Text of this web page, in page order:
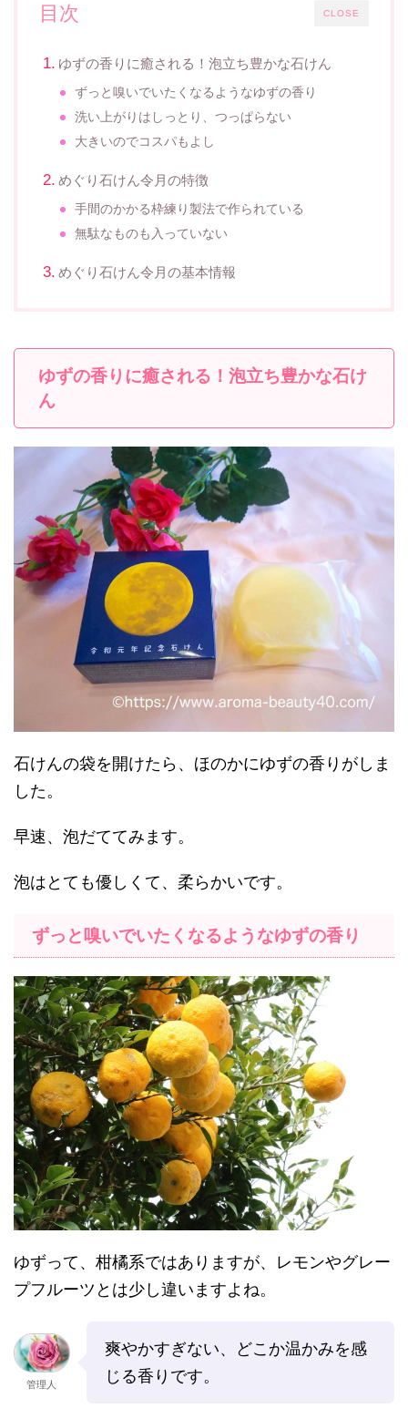
CLOSE
目次
ゆずの香りに癒される！泡立ち豊かな石けん
ずっと嗅いでいたくなるようなゆずの香り
洗い上がりはしっとり、つっぱらない
大きいのでコスパもよし
めぐり石けん令月の特徴
手間のかかる枠練り製法で作られている
無駄なものも入っていない
めぐり石けん令月の基本情報
ゆずの香りに癒される！泡立ち豊かな石け
ん
石けんの袋を開けたら、ほのかにゆずの香りがしま
した。
早速、泡だててみます。
泡はとても優しくて、柔らかいです。
ずっと嗅いでいたくなるようなゆずの香り
ゆずって、柑橘系ではありますが、レモンやグレー
プフルーツとは少し違いますよね。
管理人
爽やかすぎない、どこか温かみを感
じる香りです。